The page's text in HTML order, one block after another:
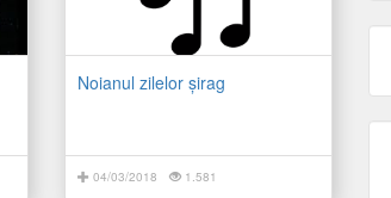
Noianul zilelor şirag
04/03/2018 1.581